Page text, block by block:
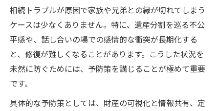
相続トラブルが原因で家族や兄弟との縁が切れてしまう
ケースは少なくありません。特に、遺産分割を巡る不公
平感や、話し合いの場での感情的な衝突が長期化する
と、修復が難しくなることがあります。こうした状況を
未然に防ぐためには、予防策を講じることが極めて重要
です。
具体的な予防策としては、財産の可視化と情報共有、定